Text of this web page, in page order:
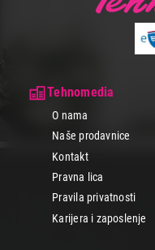
Tehnomedia
O nama
Naše prodavnice
Kontakt
Pravna lica
Pravila privatnosti
Karijera i zaposlenje